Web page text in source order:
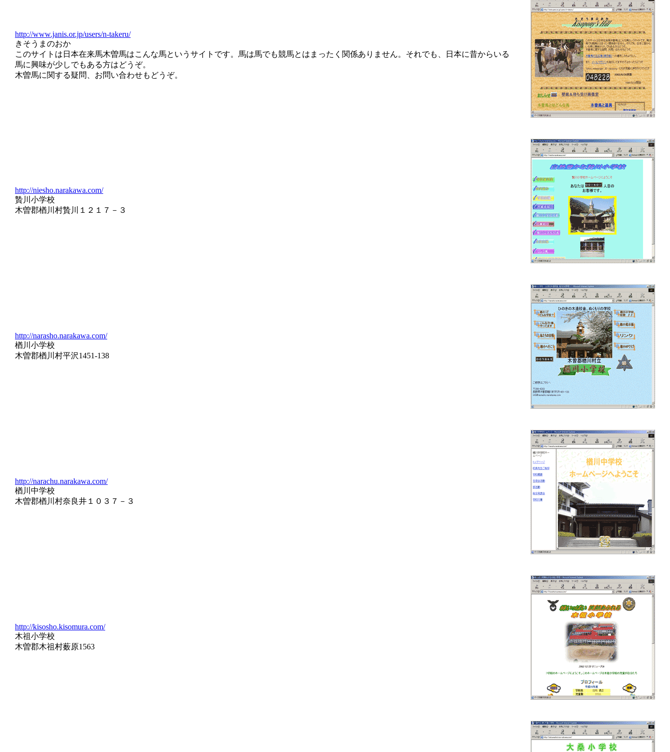
http://www.janis.or.jp/users/n-takeru/
きそうまのおか
このサイトは日本在来馬木曽馬はこんな馬というサイトです。馬は馬でも競馬とはまったく関係ありません。それでも、日本に昔からいる
馬に興味が少しでもある方はどうぞ。
木曽馬に関する疑問、お問い合わせもどうぞ。
http://niesho.narakawa.com/
贄川小学校
木曽郡楢川村贄川１２１７－３
http://narasho.narakawa.com/
楢川小学校
木曽郡楢川村平沢1451-138
http://narachu.narakawa.com/
楢川中学校
木曽郡楢川村奈良井１０３７－３
http://kisosho.kisomura.com/
木祖小学校
木曽郡木祖村薮原1563